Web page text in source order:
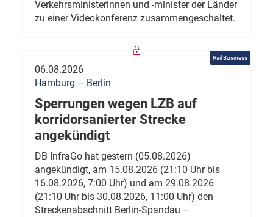
Verkehrsministerinnen und -minister der Länder
zu einer Videokonferenz zusammengeschaltet.
Rail Business
06.08.2026
Hamburg – Berlin
Sperrungen wegen LZB auf
korridorsanierter Strecke
angekündigt
DB InfraGo hat gestern (05.08.2026)
angekündigt, am 15.08.2026 (21:10 Uhr bis
16.08.2026, 7:00 Uhr) und am 29.08.2026
(21:10 Uhr bis 30.08.2026, 11:00 Uhr) den
Streckenabschnitt Berlin-Spandau –